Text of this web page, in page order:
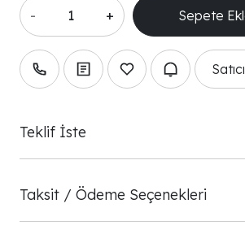
- +
Teklif İste
Taksit / Ödeme Seçenekleri